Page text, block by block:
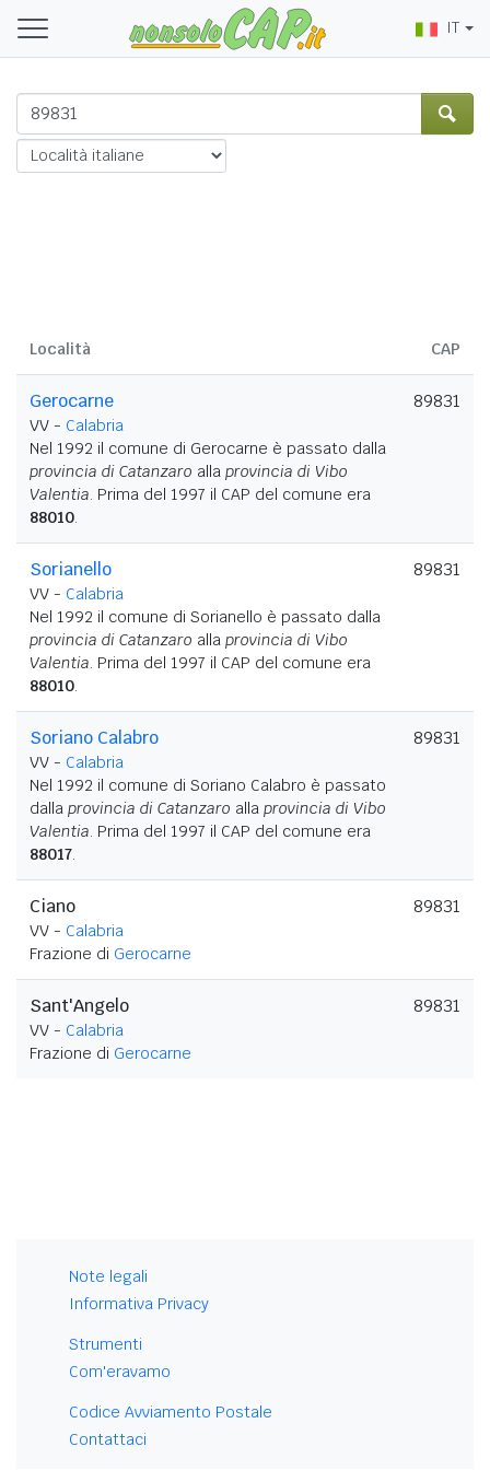
IT
Località CAP
Gerocarne
VV - Calabria
Nel 1992 il comune di Gerocarne è passato dalla
provincia di Catanzaro alla provincia di Vibo
Valentia. Prima del 1997 il CAP del comune era
88010.
89831
Sorianello
VV - Calabria
Nel 1992 il comune di Sorianello è passato dalla
provincia di Catanzaro alla provincia di Vibo
Valentia. Prima del 1997 il CAP del comune era
88010.
89831
Soriano Calabro
VV - Calabria
Nel 1992 il comune di Soriano Calabro è passato
dalla provincia di Catanzaro alla provincia di Vibo
Valentia. Prima del 1997 il CAP del comune era
88017.
89831
Ciano
VV - Calabria
Frazione di Gerocarne
89831
Sant'Angelo
VV - Calabria
Frazione di Gerocarne
89831
Note legali
Informativa Privacy
Strumenti
Com'eravamo
Codice Avviamento Postale
Contattaci